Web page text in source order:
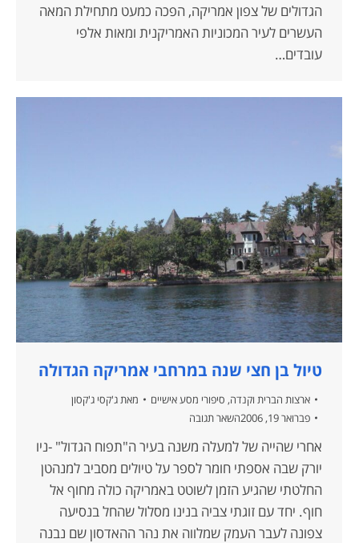
הגדולים של צפון אמריקה, הפכה כמעט מתחילת המאה
העשרים לעיר המכוניות האמריקנית ומאות אלפי
עובדים…
טיול בן חצי שנה במרחבי אמריקה הגדולה
ארצות הברית וקנדה, סיפורי מסע אישיים מאת ג'קסי ג'קסון
פברואר 19, 2006
השאר תגובה
אחרי שהייה של למעלה משנה בעיר ה"תפוח הגדול" -ניו
יורק שבה אספתי חומר לספר על טיולים מסביב למנהטן
החלטתי שהגיע הזמן לשוטט באמריקה כולה מחוף אל
חוף. יחד עם זוגתי צביה בנינו מסלול שהחל בנסיעה
צפונה לעבר העמק שמלווה את נהר ההאדסון שם נבנה